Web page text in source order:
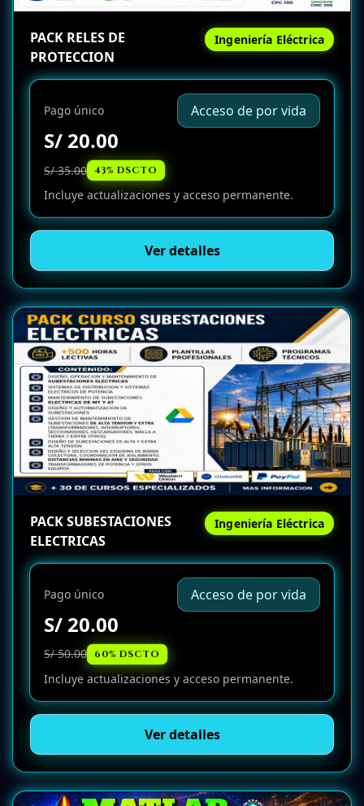
PACK RELES DE
PROTECCION
Ingeniería Eléctrica
Pago único Acceso de por vida
S/ 20.00
S/ 35.00 43% DSCTO
Incluye actualizaciones y acceso permanente.
Ver detalles
PACK SUBESTACIONES
ELECTRICAS
Ingeniería Eléctrica
Pago único Acceso de por vida
S/ 20.00
S/ 50.00 60% DSCTO
Incluye actualizaciones y acceso permanente.
Ver detalles